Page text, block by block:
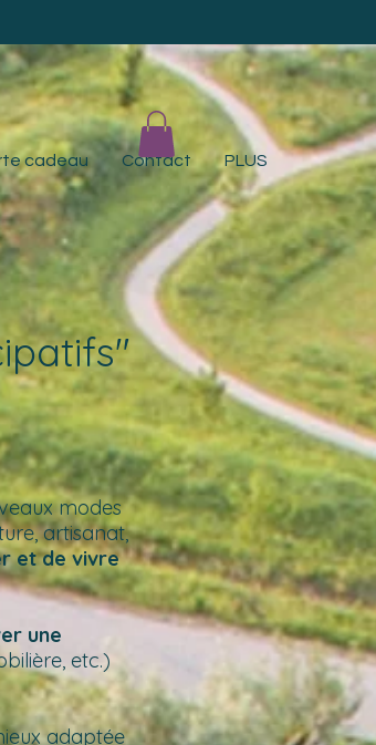
cadeau Contact PLUS
modes
artisanat,
et de vivre
une
etc.)
adaptée